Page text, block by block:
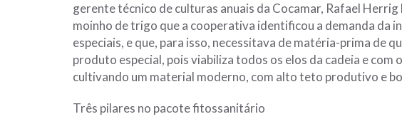
gerente técnico de culturas anuais da Cocamar, Rafael
moinho de trigo que a cooperativa identificou a demanda da
especiais, e que, para isso, necessitava de matéria-prima de
produto especial, pois viabiliza todos os elos da cadeia e com
cultivando um material moderno, com alto teto produtivo e
Três pilares no pacote fitossanitário